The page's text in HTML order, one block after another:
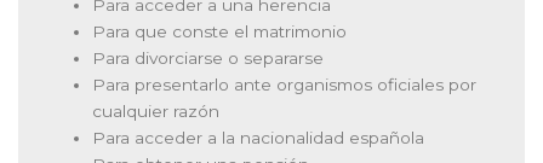
Para acceder a una herencia
Para que conste el matrimonio
Para divorciarse o separarse
Para presentarlo ante organismos oficiales por
cualquier razón
Para acceder a la nacionalidad española